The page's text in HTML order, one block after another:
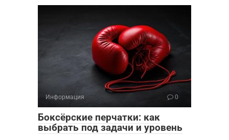
Информация 0
Боксёрские перчатки: как
выбрать под задачи и уровень